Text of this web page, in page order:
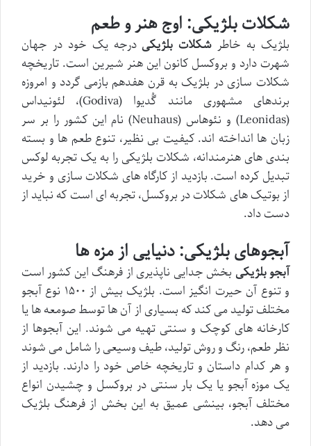
شکلات بلژیکی: اوج هنر و طعم
بلژیک به خاطر شکلات بلژیکی درجه یک خود در جهان
شهرت دارد و بروکسل کانون این هنر شیرین است. تاریخچه
شکلات سازی در بلژیک به قرن هفدهم بازمی گردد و امروزه
برندهای مشهوری مانند گُدیوا (Godiva)، لئونیداس
(Leonidas) و نئوهاس (Neuhaus) نام این کشور را بر سر
زبان ها انداخته اند. کیفیت بی نظیر، تنوع طعم ها و بسته
بندی های هنرمندانه، شکلات بلژیکی را به یک تجربه لوکس
تبدیل کرده است. بازدید از کارگاه های شکلات سازی و خرید
از بوتیک های شکلات در بروکسل، تجربه ای است که نباید از
دست داد.
آبجوهای بلژیکی: دنیایی از مزه ها
آبجو بلژیکی بخش جدایی ناپذیری از فرهنگ این کشور است
و تنوع آن حیرت انگیز است. بلژیک بیش از ۱۵۰۰ نوع آبجو
مختلف تولید می کند که بسیاری از آن ها توسط صومعه ها یا
کارخانه های کوچک و سنتی تهیه می شوند. این آبجوها از
نظر طعم، رنگ و روش تولید، طیف وسیعی را شامل می شوند
و هر کدام داستان و تاریخچه خاص خود را دارند. بازدید از
یک موزه آبجو یا یک بار سنتی در بروکسل و چشیدن انواع
مختلف آبجو، بینشی عمیق به این بخش از فرهنگ بلژیک
می دهد.